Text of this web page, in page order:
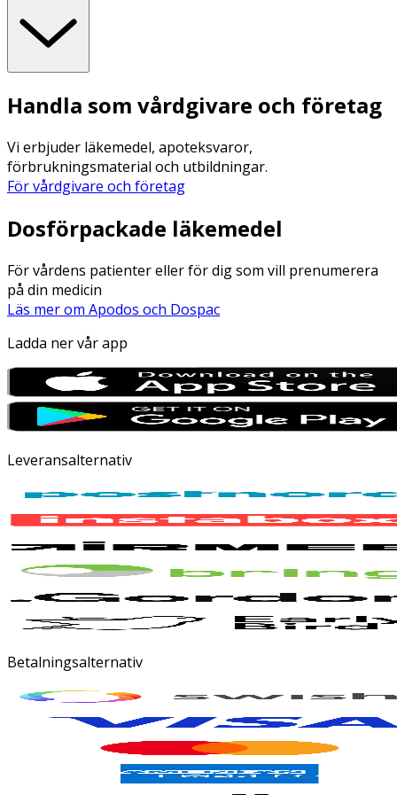
Handla som vårdgivare och företag
Vi erbjuder läkemedel, apoteksvaror,
förbrukningsmaterial och utbildningar.
För vårdgivare och företag
Dosförpackade läkemedel
För vårdens patienter eller för dig som vill prenumerera
på din medicin
Läs mer om Apodos och Dospac
Ladda ner vår app
Leveransalternativ
Betalningsalternativ